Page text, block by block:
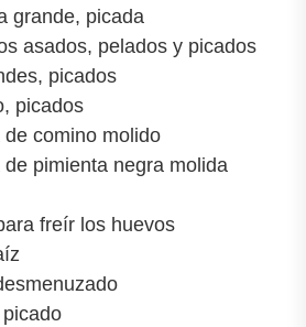
grande, picada
asados, pelados y picados
picados
picados
comino molido
pimienta negra molida
freír los huevos